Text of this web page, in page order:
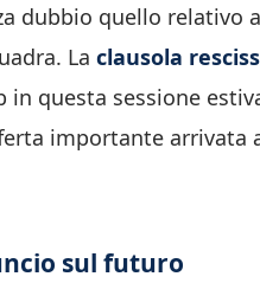
dubbio quello relativo
La clausola
questa sessione
importante arrivata
sul futuro